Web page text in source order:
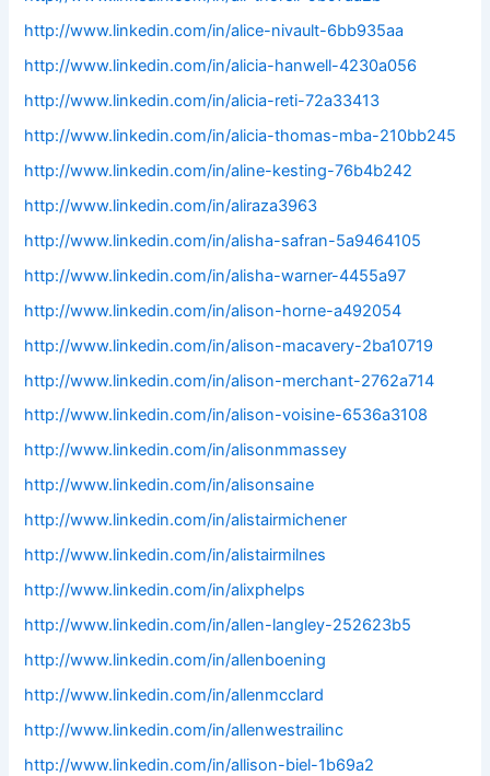
http://www.linkedin.com/in/alice-nivault-6bb935aa
http://www.linkedin.com/in/alicia-hanwell-4230a056
http://www.linkedin.com/in/alicia-reti-72a33413
http://www.linkedin.com/in/alicia-thomas-mba-210bb245
http://www.linkedin.com/in/aline-kesting-76b4b242
http://www.linkedin.com/in/aliraza3963
http://www.linkedin.com/in/alisha-safran-5a9464105
http://www.linkedin.com/in/alisha-warner-4455a97
http://www.linkedin.com/in/alison-horne-a492054
http://www.linkedin.com/in/alison-macavery-2ba10719
http://www.linkedin.com/in/alison-merchant-2762a714
http://www.linkedin.com/in/alison-voisine-6536a3108
http://www.linkedin.com/in/alisonmmassey
http://www.linkedin.com/in/alisonsaine
http://www.linkedin.com/in/alistairmichener
http://www.linkedin.com/in/alistairmilnes
http://www.linkedin.com/in/alixphelps
http://www.linkedin.com/in/allen-langley-252623b5
http://www.linkedin.com/in/allenboening
http://www.linkedin.com/in/allenmcclard
http://www.linkedin.com/in/allenwestrailinc
http://www.linkedin.com/in/allison-biel-1b69a2